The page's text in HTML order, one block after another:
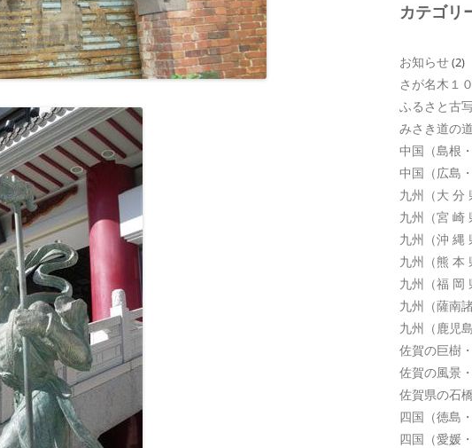
カテゴリ
お知らせ(2)
さが名木１
ふるさと古
みさき道の
中国（島根・
中国（広島・
九州（大 分
九州（宮 崎
九州（沖 縄
九州（熊 本
九州（福 岡
九州（薩南諸
九州（鹿児島
佐賀の巨樹
佐賀の風景
佐賀県の石橋
四国（徳島
四国（愛媛